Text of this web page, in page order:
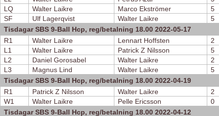
LQ
Walter Laikre Marco Ekströmer
5
SF
Ulf Lagerqvist Walter Laikre
5
Tisdagar SBS 9-Ball Hcp, reg/betalning 18.00 2022-05-17
R1
Walter Laikre Lennart Hoffsten
2
L1
Walter Laikre Patrick Z Nilsson
5
L2
Daniel Gorosabel Walter Laikre
2
L3
Magnus Lind Walter Laikre
5
Tisdagar SBS 9-Ball Hcp, reg/betalning 18.00 2022-04-19
R1
Patrick Z Nilsson Walter Laikre
2
W1
Walter Laikre Pelle Ericsson
0
Tisdagar SBS 9-Ball Hcp, reg/betalning 18.00 2022-04-12